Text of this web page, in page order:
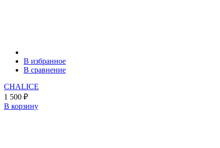
В избранное
В сравнение
CHALICE
1 500 ₽
В корзину